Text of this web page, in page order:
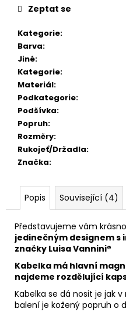
Kategorie:
Barva:
Jiné:
Kategorie:
Materiál:
Podkategorie:
Podšívka:
Popruh:
Rozměry:
Rukojeť/Držadla:
Značka:
Zeptat se
Popis Související (4)
Představujeme vám
jedinečným designem s
značky Luisa Vannini®
Kabelka má hlavní
najdeme rozdělující
Kabelka se dá nosit je jak
balení je kožený popruh o